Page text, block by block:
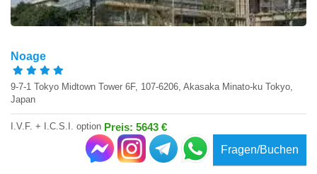
Noage
9-7-1 Tokyo Midtown Tower 6F, 107-6206, Akasaka Minato-ku Tokyo,
Japan
I.V.F. + I.C.S.I. option Preis: 5643 €
Fragen/Buchen